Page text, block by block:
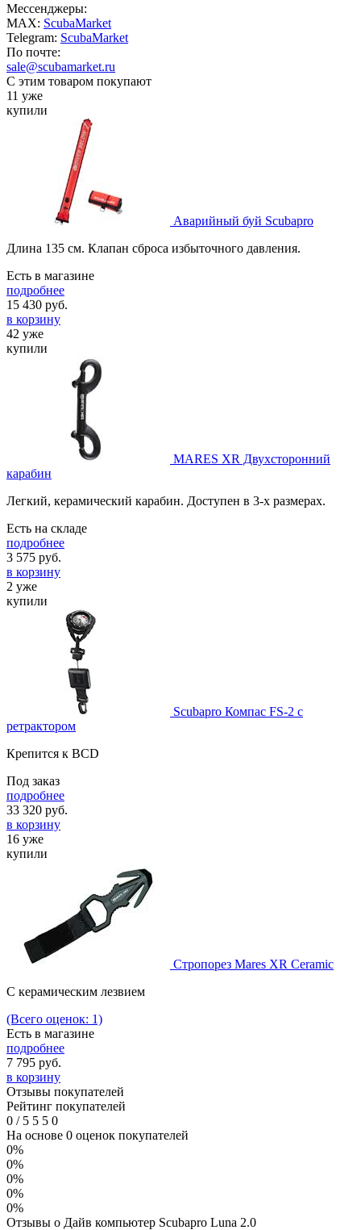
Мессенджеры:
MAX: ScubaMarket
Telegram: ScubaMarket
По почте:
sale@scubamarket.ru
С этим товаром покупают
11 уже
купили
Аварийный буй Scubapro
Длина 135 см. Клапан сброса избыточного давления.
Есть в магазине
подробнее
15 430 руб.
в корзину
42 уже
купили
MARES XR Двухсторонний
карабин
Легкий, керамический карабин. Доступен в 3-х размерах.
Есть на складе
подробнее
3 575 руб.
в корзину
2 уже
купили
Scubapro Компас FS-2 с
ретрактором
Крепится к BCD
Под заказ
подробнее
33 320 руб.
в корзину
16 уже
купили
Стропорез Mares XR Ceramic
C керамическим лезвием
(Всего оценок: 1)
Есть в магазине
подробнее
7 795 руб.
в корзину
Отзывы покупателей
Рейтинг покупателей
0 /5 5 5 0
На основе 0 оценок покупателей
0%
0%
0%
0%
0%
Отзывы о Дайв компьютер Scubapro Luna 2.0